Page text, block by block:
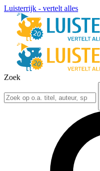
Luisterrijk - vertelt alles
Zoek